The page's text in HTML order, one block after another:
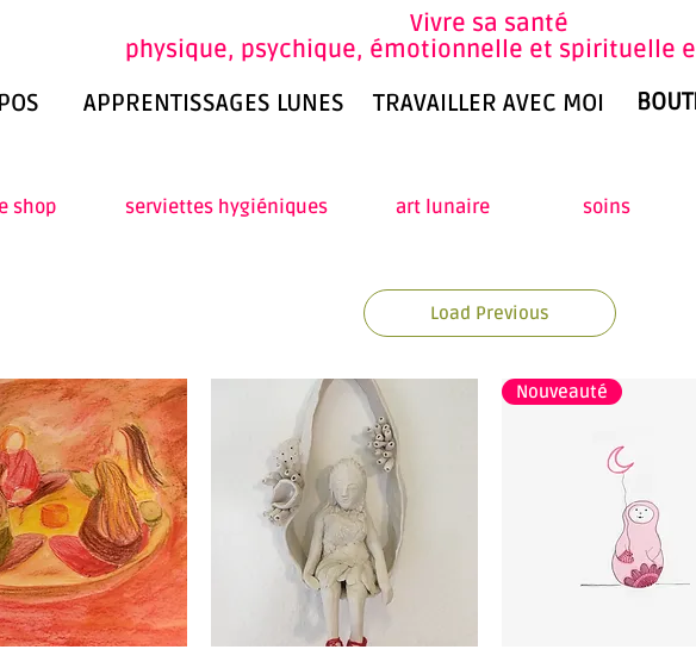
Vivre sa santé
physique, psychique, émotionnelle et spirituelle
APPRENTISSAGES LUNES TRAVAILLER AVEC MOI
shop serviettes hygiéniques art lunaire soins
Load Previous
Nouveauté